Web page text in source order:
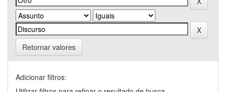
Retornar valores
Adicionar filtros: